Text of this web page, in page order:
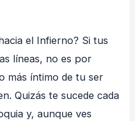
el Infierno? Si tus
líneas, no es por
más íntimo de tu ser
Quizás te sucede cada
y, aunque ves